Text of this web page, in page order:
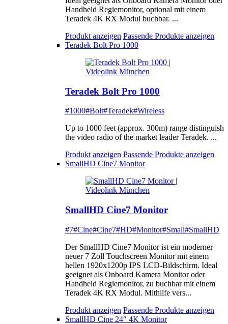
Handheld Regiemonitor, optional mit einem
Teradek 4K RX Modul buchbar. ...
Produkt anzeigen Passende Produkte anzeigen
Teradek Bolt Pro 1000
Teradek Bolt Pro 1000
#1000#Bolt#Teradek#Wireless
Up to 1000 feet (approx. 300m) range distinguish
the video radio of the market leader Teradek. ...
Produkt anzeigen Passende Produkte anzeigen
SmallHD Cine7 Monitor
SmallHD Cine7 Monitor
#7#Cine#Cine7#HD#Monitor#Small#SmallHD
Der SmallHD Cine7 Monitor ist ein moderner
neuer 7 Zoll Touchscreen Monitor mit einem
hellen 1920x1200p IPS LCD-Bildschirm. Ideal
geeignet als Onboard Kamera Monitor oder
Handheld Regiemonitor, zu buchbar mit einem
Teradek 4K RX Modul. Mithilfe vers...
Produkt anzeigen Passende Produkte anzeigen
SmallHD Cine 24″ 4K Monitor